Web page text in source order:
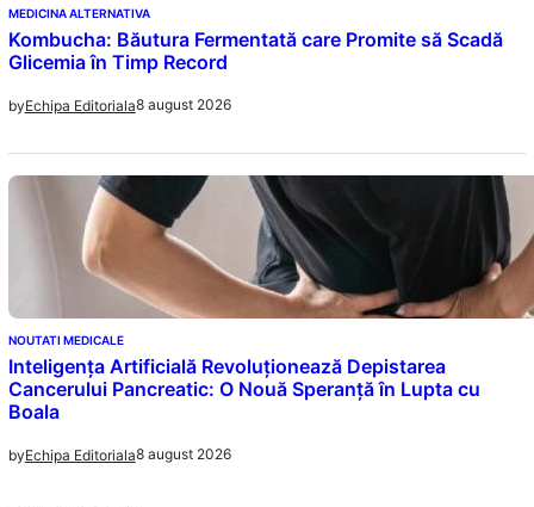
MEDICINA ALTERNATIVA
Kombucha: Băutura Fermentată care Promite să Scadă
Glicemia în Timp Record
byEchipa Editoriala8 august 2026
NOUTATI MEDICALE
Inteligența Artificială Revoluționează Depistarea
Cancerului Pancreatic: O Nouă Speranță în Lupta cu
Boala
byEchipa Editoriala8 august 2026